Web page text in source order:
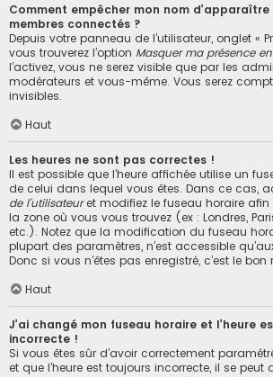
Comment empêcher mon nom
membres connectés ?
Depuis votre panneau de l’utilisateur, onglet «
vous trouverez l’option Masquer ma présence
l’activez, vous ne serez visible que par les
modérateurs et vous-même. Vous serez
invisibles.
Haut
Les heures ne sont pas correctes !
Il est possible que l’heure affichée utilise un
de celui dans lequel vous êtes. Dans ce cas,
de l’utilisateuret modifiez le fuseau horaire afin
la zone où vous vous trouvez (ex : Londres,
etc.). Notez que la modification du fuseau
plupart des paramètres, n’est accessible
Donc si vous n’êtes pas enregistré, c’est le
Haut
J’ai changé mon fuseau horaire et l’heure
incorrecte !
Si vous êtes sûr d’avoir correctement
et que l’heure est toujours incorrecte, il se peut